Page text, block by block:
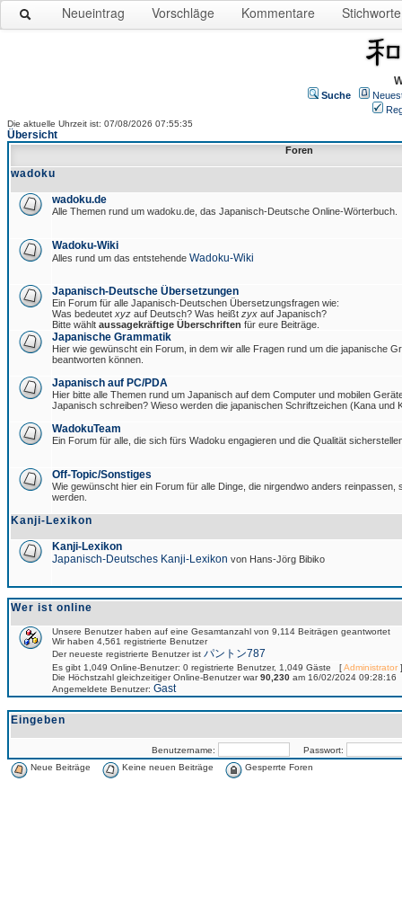
Neueintrag Vorschläge Kommentare Stichworte
Suche
Die aktuelle Uhrzeit ist: 07/08/2026 07:55:35
Übersicht
Foren
wadoku
wadoku.de
Alle Themen rund um wadoku.de, das Japanisch-Deutsche Online-Wörterbuch.
Wadoku-Wiki
Alles rund um das entstehende Wadoku-Wiki
Japanisch-Deutsche Übersetzungen
Ein Forum für alle Japanisch-Deutschen Übersetzungsfragen wie:
Was bedeutet xyz auf Deutsch? Was heißt zyx auf Japanisch?
Bitte wählt aussagekräftige Überschriften für eure Beiträge.
Japanische Grammatik
Hier wie gewünscht ein Forum, in dem wir alle Fragen rund um die japanische
beantworten können.
Japanisch auf PC/PDA
Hier bitte alle Themen rund um Japanisch auf dem Computer und mobilen
Japanisch schreiben? Wieso werden die japanischen Schriftzeichen (Kana und
WadokuTeam
Ein Forum für alle, die sich fürs Wadoku engagieren und die Qualität
Off-Topic/Sonstiges
Wie gewünscht hier ein Forum für alle Dinge, die nirgendwo anders reinpassen,
werden.
Kanji-Lexikon
Kanji-Lexikon
Japanisch-Deutsches Kanji-Lexikon von Hans-Jörg Bibiko
Wer ist online
Unsere Benutzer haben auf eine Gesamtanzahl von 9,114 Beiträgen geantwortet
Wir haben 4,561 registrierte Benutzer
Der neueste registrierte Benutzer ist パントン787
Es gibt 1,049 Online-Benutzer: 0 registrierte Benutzer, 1,049 Gäste [Administrator
Die Höchstzahl gleichzeitiger Online-Benutzer war90,230 am 16/02/2024 09:28:16
Angemeldete Benutzer: Gast
Eingeben
Benutzername:
Passwort:
Neue Beiträge
Keine neuen Beiträge Gesperrte Foren